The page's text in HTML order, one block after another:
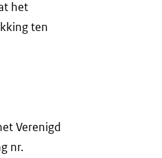
het
ten
Verenigd
nr.